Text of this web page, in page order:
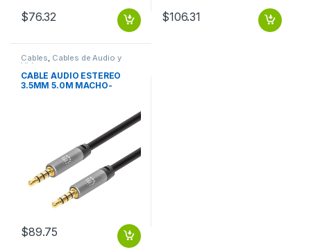
$76.32 $106.31
Cables, Cables de Audio y
Video
CABLE AUDIO ESTEREO
3.5MM 5.0M MACHO-
$89.75